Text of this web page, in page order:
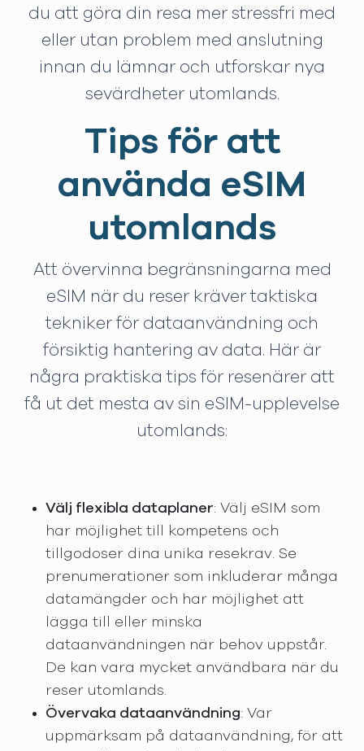
du att göra din resa mer stressfri med
eller utan problem med anslutning
innan du lämnar och utforskar nya
sevärdheter utomlands.
Tips för att
använda eSIM
utomlands
Att övervinna begränsningarna med
eSIM när du reser kräver taktiska
tekniker för dataanvändning och
försiktig hantering av data. Här är
några praktiska tips för resenärer att
få ut det mesta av sin eSIM-upplevelse
utomlands:
Välj flexibla dataplaner: Välj eSIM som
har möjlighet till kompetens och
tillgodoser dina unika resekrav. Se
prenumerationer som inkluderar många
datamängder och har möjlighet att
lägga till eller minska
dataanvändningen när behov uppstår.
De kan vara mycket användbara när du
reser utomlands.
Övervaka dataanvändning: Var
uppmärksam på dataanvändning, för att